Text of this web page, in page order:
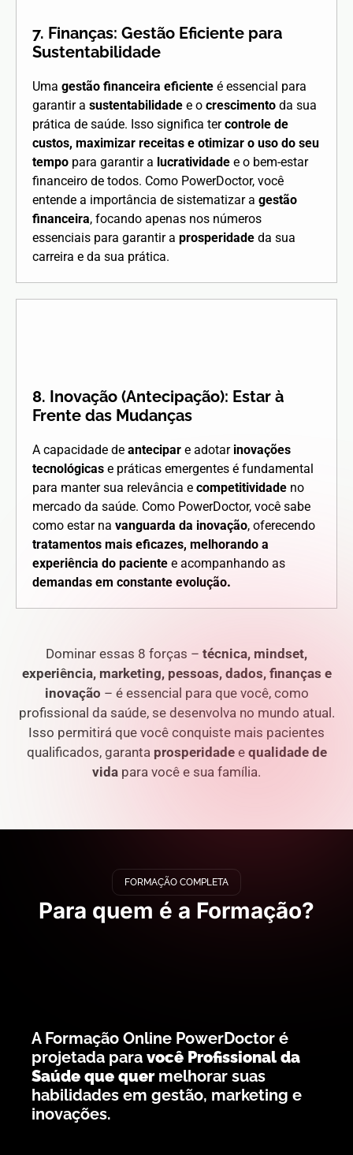
7. Finanças: Gestão Eficiente para
Sustentabilidade
Uma gestão financeira eficiente é essencial para
garantir a sustentabilidade e o crescimento da sua
prática de saúde. Isso significa tercontrole de
custos, maximizar receitas e otimizar o uso do seu
tempo para garantir a lucratividade e o bem-estar
financeiro de todos. Como PowerDoctor, você
entende a importância de sistematizar a gestão
financeira, focando apenas nos números
essenciais para garantir a prosperidade da sua
carreira e da sua prática.
8. Inovação (Antecipação): Estar à
Frente das Mudanças
A capacidade de antecipar e adotar inovações
tecnológicas e práticas emergentes é fundamental
para manter sua relevância e competitividade no
mercado da saúde. Como PowerDoctor, você sabe
como estar na vanguarda da inovação, oferecendo
tratamentos mais eficazes, melhorando a
experiência do paciente e acompanhando as
demandas em constante evolução.
Dominar essas 8 forças – técnica, mindset,
experiência, marketing, pessoas, dados, finanças e
inovação – é essencial para que você, como
profissional da saúde, se desenvolva no mundo atual.
Isso permitirá que você conquiste mais pacientes
qualificados, garanta prosperidadee qualidade de
vida para você e sua família.
FORMAÇÃO COMPLETA
Para quem é a Formação?
A Formação Online PowerDoctor é
projetada para você Profissional da
Saúde que quermelhorar suas
habilidades em gestão, marketing e
inovações.